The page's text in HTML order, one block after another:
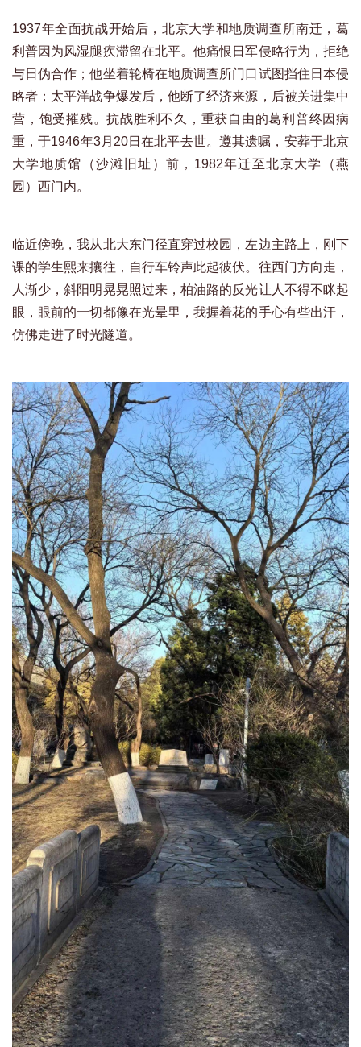
1937年全面抗战开始后，北京大学和地质调查所南迁，葛
利普因为风湿腿疾滞留在北平。他痛恨日军侵略行为，拒绝
与日伪合作；他坐着轮椅在地质调查所门口试图挡住日本侵
略者；太平洋战争爆发后，他断了经济来源，后被关进集中
营，饱受摧残。抗战胜利不久，重获自由的葛利普终因病
重，于1946年3月20日在北平去世。遵其遗嘱，安葬于北京
大学地质馆（沙滩旧址）前，1982年迁至北京大学（燕
园）西门内。
临近傍晚，我从北大东门径直穿过校园，左边主路上，刚下
课的学生熙来攘往，自行车铃声此起彼伏。往西门方向走，
人渐少，斜阳明晃晃照过来，柏油路的反光让人不得不眯起
眼，眼前的一切都像在光晕里，我握着花的手心有些出汗，
仿佛走进了时光隧道。